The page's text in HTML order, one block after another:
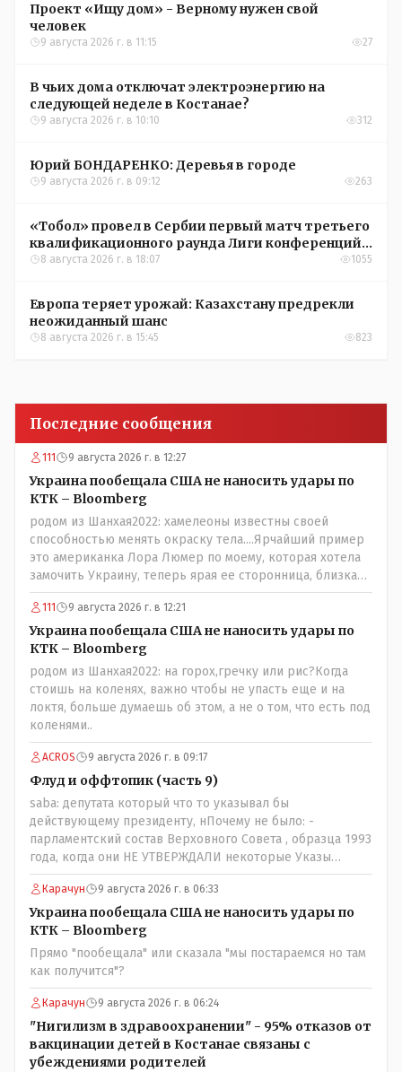
Проект «Ищу дом» - Верному нужен свой
человек
9 августа 2026 г. в 11:15 27
В чьих дома отключат электроэнергию на
следующей неделе в Костанае?
9 августа 2026 г. в 10:10 312
Юрий БОНДАРЕНКО: Деревья в городе
9 августа 2026 г. в 09:12 263
«Тобол» провел в Сербии первый матч третьего
квалификационного раунда Лиги конференций
УЕФА
8 августа 2026 г. в 18:07 1055
Европа теряет урожай: Казахстану предрекли
неожиданный шанс
8 августа 2026 г. в 15:45 823
Последние сообщения
111 9 августа 2026 г. в 12:27
Украина пообещала США не наносить удары по
КТК – Bloomberg
родом из Шанхая2022: хамелеоны известны своей
способностью менять окраску тела....Ярчайший пример
это американка Лора Люмер по моему, которая хотела
замочить Украину, теперь ярая ее сторонница, близкая
к Трампу. Ну и западные страны тем более, которые
предоставляли Зеленскому убежище, чтоб он бежал и
которые развернулись потом на 180 или 360 градусов,
посмотрев на того, как он не сдался, но ты же там сам
живешь и многое знаешь о тех, на кого работаешь.. Это
просто прагматизм и ничего личного. Победим мы, они
встанут под нас и наоборот и все это понимают..
111 9 августа 2026 г. в 12:21
Украина пообещала США не наносить удары по
КТК – Bloomberg
родом из Шанхая2022: на горох,гречку или рис?Когда
стоишь на коленях, важно чтобы не упасть еще и на
локтя, больше думаешь об этом, а не о том, что есть под
коленями..
ACROS 9 августа 2026 г. в 09:17
Флуд и оффтопик (часть 9)
saba: депутата который что то указывал бы
действующему президенту, нПочему не было: -
парламентский состав Верховного Совета , образца 1993
года, когда они НЕ УТВЕРЖДАЛИ некоторые Указы
Назарбаева, особенно в части выборов и перевыборов и
некоторых вопросах внутренней политики, и тогда
Назарбай волевым Указом РАСПУСТИЛ этот бунтарский
состав. Имя - Серикболсын Абдильдин вам знакомо -
юывший секретарь ЦК КП Казахстана , впоследствии -
депутат Верховного Совета и Мажлиса и Председатель
партии коммунстов- он в то время и после и причём
НЕОДНОКРАТНО, указывал и многократно на недостатки
Назарбая и предлагал ему самому ДОБРОВОЛЬНО уйти с
поста Президента.
Карачун 9 августа 2026 г. в 06:33
Украина пообещала США не наносить удары по
КТК – Bloomberg
Прямо "пообещала" или сказала "мы постараемся но там
как получится"?
Карачун 9 августа 2026 г. в 06:24
"Нигилизм в здравоохранении" - 95% отказов от
вакцинации детей в Костанае связаны с
убеждениями родителей